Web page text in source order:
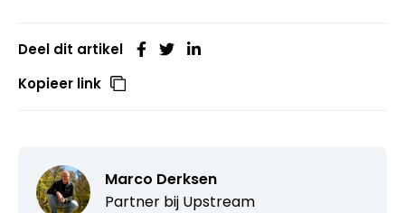
Deel dit artikel
Kopieer link
Marco Derksen
Partner bij Upstream